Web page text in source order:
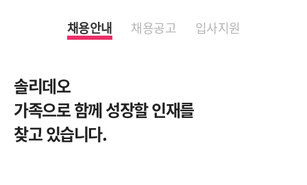
채용안내 채용공고 입사지원
솔리데오
가족으로 함께 성장할 인재를
찾고 있습니다.